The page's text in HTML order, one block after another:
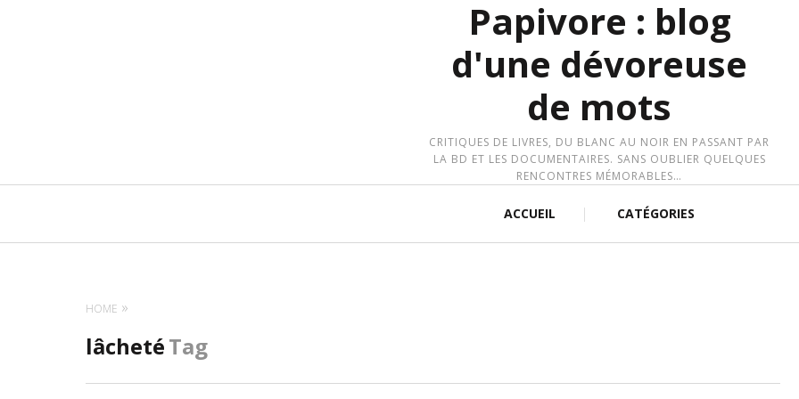
Papivore : blog
d'une dévoreuse
de mots
CRITIQUES DE LIVRES, DU BLANC AU NOIR EN PASSANT PAR
LA BD ET LES DOCUMENTAIRES. SANS OUBLIER QUELQUES
RENCONTRES MÉMORABLES…
ACCUEIL CATÉGORIES
HOME
lâchetéTag